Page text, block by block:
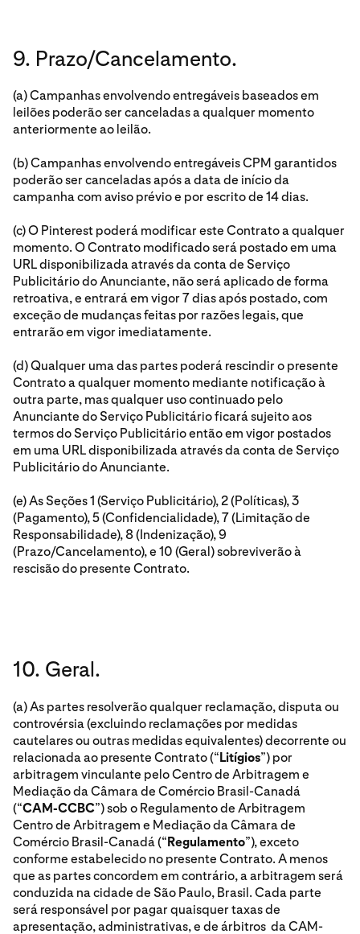
9. Prazo/Cancelamento.
(a) Campanhas envolvendo entregáveis baseados em
leilões poderão ser canceladas a qualquer momento
anteriormente ao leilão.
(b) Campanhas envolvendo entregáveis CPM garantidos
poderão ser canceladas após a data de início da
campanha com aviso prévio e por escrito de 14 dias.
(c) O Pinterest poderá modificar este Contrato a qualquer
momento. O Contrato modificado será postado em uma
URL disponibilizada através da conta de Serviço
Publicitário do Anunciante, não será aplicado de forma
retroativa, e entrará em vigor 7 dias após postado, com
exceção de mudanças feitas por razões legais, que
entrarão em vigor imediatamente.
(d) Qualquer uma das partes poderá rescindir o presente
Contrato a qualquer momento mediante notificação à
outra parte, mas qualquer uso continuado pelo
Anunciante do Serviço Publicitário ficará sujeito aos
termos do Serviço Publicitário então em vigor postados
em uma URL disponibilizada através da conta de Serviço
Publicitário do Anunciante.
(e) As Seções 1 (Serviço Publicitário), 2 (Políticas), 3
(Pagamento), 5 (Confidencialidade), 7 (Limitação de
Responsabilidade), 8 (Indenização), 9
(Prazo/Cancelamento), e 10 (Geral) sobreviverão à
rescisão do presente Contrato.
10. Geral.
(a) As partes resolverão qualquer reclamação, disputa ou
controvérsia (excluindo reclamações por medidas
cautelares ou outras medidas equivalentes) decorrente ou
relacionada ao presente Contrato (“Litígios”) por
arbitragem vinculante pelo Centro de Arbitragem e
Mediação da Câmara de Comércio Brasil-Canadá
(“CAM-CCBC”) sob o Regulamento de Arbitragem
Centro de Arbitragem e Mediação da Câmara de
Comércio Brasil-Canadá (“Regulamento”), exceto
conforme estabelecido no presente Contrato. A menos
que as partes concordem em contrário, a arbitragem será
conduzida na cidade de São Paulo, Brasil. Cada parte
será responsável por pagar quaisquer taxas de
apresentação, administrativas, e de árbitros da CAM-